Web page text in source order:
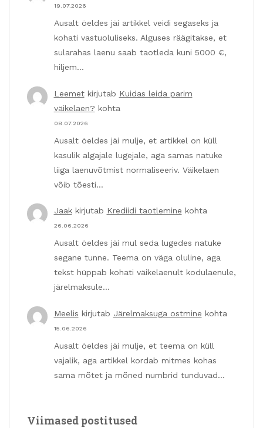
19.07.2026
Ausalt öeldes jäi artikkel veidi segaseks ja
kohati vastuoluliseks. Alguses räägitakse, et
sularahas laenu saab taotleda kuni 5000 €,
hiljem…
Leemetkirjutab Kuidas leida parim
väikelaen? kohta
08.07.2026
Ausalt öeldes jäi mulje, et artikkel on küll
kasulik algajale lugejale, aga samas natuke
liiga laenuvõtmist normaliseeriv. Väikelaen
võib tõesti…
Jaakkirjutab Krediidi taotlemine kohta
26.06.2026
Ausalt öeldes jäi mul seda lugedes natuke
segane tunne. Teema on väga oluline, aga
tekst hüppab kohati väikelaenult kodulaenule,
järelmaksule…
Meelis kirjutab Järelmaksuga ostmine kohta
15.06.2026
Ausalt öeldes jäi mulje, et teema on küll
vajalik, aga artikkel kordab mitmes kohas
sama mõtet ja mõned numbrid tunduvad…
Viimased postitused